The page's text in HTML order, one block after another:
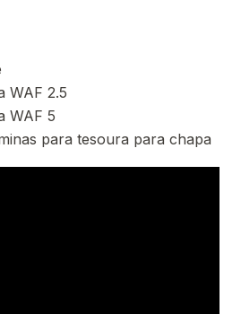
WAF 2.5
WAF 5
para tesoura para chapa